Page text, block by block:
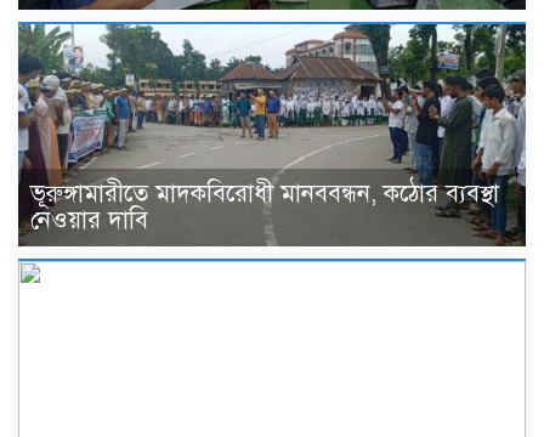
ভূরুঙ্গামারীতে মাদকবিরোধী মানববন্ধন, কঠোর ব্যবস্থা
নেওয়ার দাবি